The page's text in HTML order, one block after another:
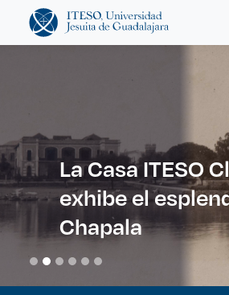
Explora sitios web,
actividades y
Diplomados y Cursos
La Casa ITESO
exhibe el
Chapala